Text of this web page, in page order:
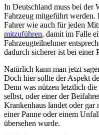
In Deutschland muss bei der
Fahrzeug mitgeführt werden.
Fahrer wie auch für jeden
mitzuführen, damit im Falle
Fahrzeugteilnehmer
dadurch sicherer ist bei einer
Natürlich kann man jetzt
Doch hier sollte der Aspekt
Denn was nützen letztlich die
selbst, oder einer der
Krankenhaus landet oder gar
einer Panne oder einem
übersehen wurde.